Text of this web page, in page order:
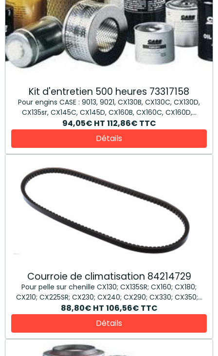
Kit d'entretien 500 heures 73317158
Pour engins CASE : 9013, 9021, CX130B, CX130C, CX130D,
CX135sr, CX145C, CX145D, CX160B, CX160C, CX160D,...
94,05€ HT 112,86€ TTC
Détails
Courroie de climatisation 84214729
Pour pelle sur chenille CX130; CX135SR; CX160; CX180;
CX210; CX225SR; CX230; CX240; CX290; CX330; CX350;...
88,80€ HT 106,56€ TTC
Détails